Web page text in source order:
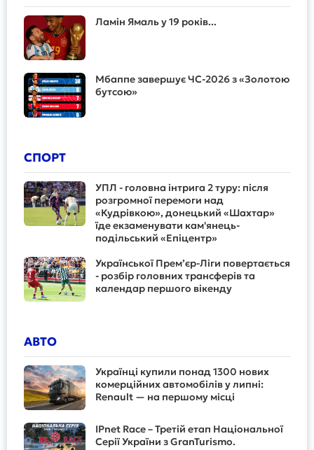
Ламін Ямаль у 19 років...
Мбаппе завершує ЧС-2026 з «Золотою
бутсою»
СПОРТ
УПЛ - головна інтрига 2 туру: після
розгромної перемоги над
«Кудрівкою», донецький «Шахтар»
їде екзаменувати кам'янець-
подільський «Епіцентр»
Української Прем’єр-Ліги повертається
- розбір головних трансферів та
календар першого вікенду
АВТО
Українці купили понад 1300 нових
комерційних автомобілів у липні:
Renault — на першому місці
IPnet Race – Третій етап Національної
Серії України з GranTurismo.